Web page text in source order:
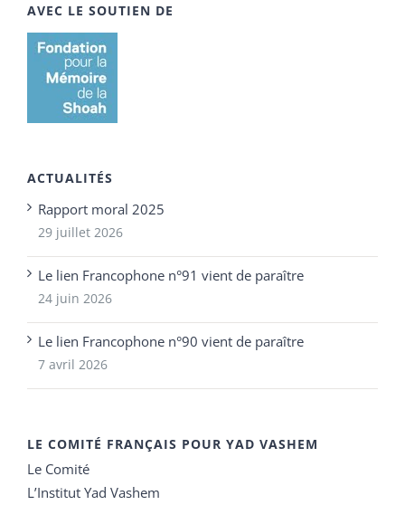
AVEC LE SOUTIEN DE
ACTUALITÉS
Rapport moral 2025
29 juillet 2026
Le lien Francophone n°91 vient de paraître
24 juin 2026
Le lien Francophone n°90 vient de paraître
7 avril 2026
LE COMITÉ FRANÇAIS POUR YAD VASHEM
Le Comité
L’Institut Yad Vashem